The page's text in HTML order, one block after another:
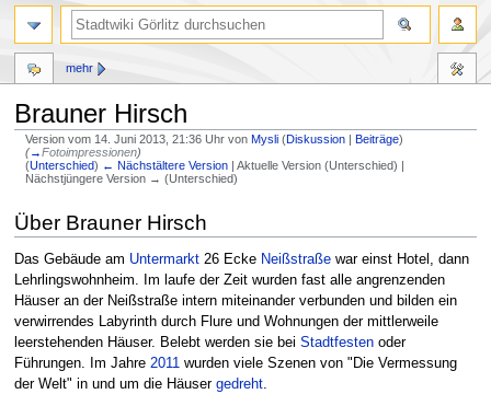
Brauner Hirsch
Version vom 14. Juni 2013, 21:36 Uhr von Mysli (Diskussion Beiträge)
(→Fotoimpressionen)
(Unterschied) ← Nächstältere Version | Aktuelle Version (Unterschied) |
Nächstjüngere Version → (Unterschied)
Zur
Navigation
springen
Zur
Suche
springen
Über Brauner Hirsch
Das Gebäude am Untermarkt26 Ecke Neißstraßewar einst Hotel, dann
Lehrlingswohnheim. Im laufe der Zeit wurden fast alle angrenzenden
Häuser an der Neißstraße intern miteinander verbunden und bilden ein
verwirrendes Labyrinth durch Flure und Wohnungen der mittlerweile
leerstehenden Häuser. Belebt werden sie bei Stadtfestenoder
Führungen. Im Jahre 2011wurden viele Szenen von "Die Vermessung
der Welt" in und um die Häuser gedreht.
mehr